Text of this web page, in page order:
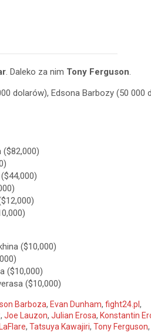
. Daleko za nim Tony Ferguson.
dolarów), Edsona Barbozy (50 000
($82,000)
($10,000)
($10,000)
($10,000)
Barboza, Evan Dunham, fight24.pl ,
, Joe Lauzon, Julian Erosa, Konstantin
, Tatsuya Kawajiri, Tony Ferguson,